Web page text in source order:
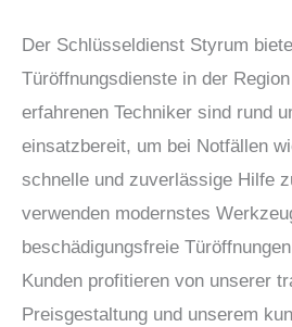
Der Schlüsseldienst Styrum
Türöffnungsdienste in der
erfahrenen Techniker sind rund
einsatzbereit, um bei Notfällen
schnelle und zuverlässige Hilfe
verwenden modernstes
beschädigungsfreie
Kunden profitieren von unserer
Preisgestaltung und unserem